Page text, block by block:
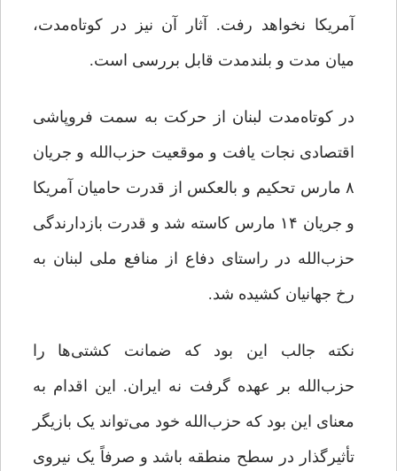
آمریکا نخواهد رفت. آثار آن نیز در کوتاه‌مدت،
میان مدت و بلندمدت قابل بررسی است.
در کوتاه‌مدت لبنان از حرکت به سمت فروپاشی
اقتصادی نجات یافت و موقعیت حزب‌الله و جریان
۸ مارس تحکیم و بالعکس از قدرت حامیان آمریکا
و جریان ۱۴ مارس کاسته شد و قدرت بازدارندگی
حزب‌الله در راستای دفاع از منافع ملی لبنان به
رخ جهانیان کشیده شد.
نکته جالب این بود که ضمانت کشتی‌ها را
حزب‌الله بر عهده گرفت نه ایران. این اقدام به
معنای این بود که حزب‌الله خود می‌تواند یک بازیگر
تأثیرگذار در سطح منطقه باشد و صرفاً یک نیروی